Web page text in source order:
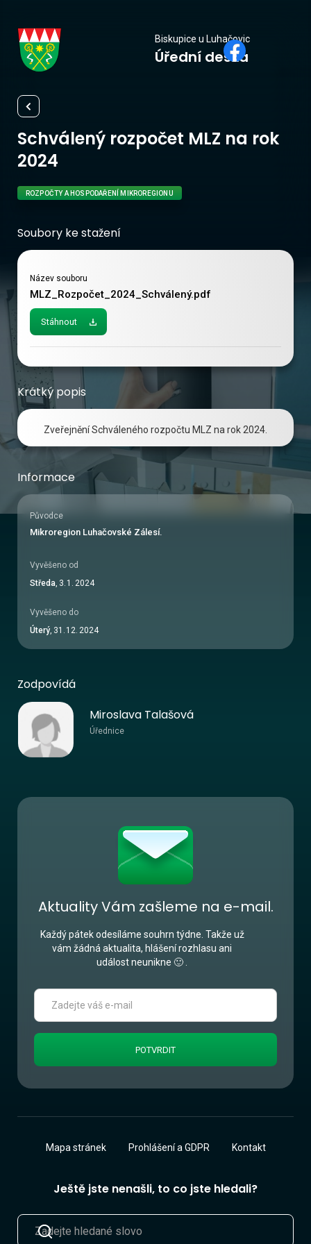
Biskupice u Luhačovic
Úřední deska
Schválený rozpočet MLZ na rok
2024
ROZPOČTY A HOSPODAŘENÍ MIKROREGIONU
Soubory ke stažení
Název souboru
MLZ_Rozpočet_2024_Schválený.pdf
Stáhnout
Krátký popis
Zveřejnění Schváleného rozpočtu MLZ na rok 2024.
Informace
Původce
Mikroregion Luhačovské Zálesí.
Vyvěšeno od
Středa, 3. 1 . 2024
Vyvěšeno do
Úterý, 31 . 12. 2024
Zodpovídá
Miroslava Talašová
Úřednice
Aktuality Vám zašleme na e-mail.
Každý pátek odesíláme souhrn týdne. Takže už
vám žádná aktualita, hlášení rozhlasu ani
událost neunikne 🙂 .
Ještě jste nenašli, to co jste hledali?
Mapa stránek Prohlášení a GDPR Kontakt